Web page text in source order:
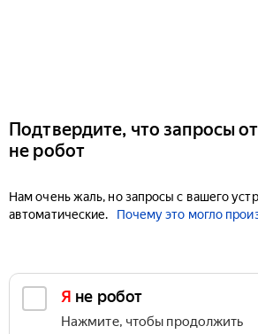
Подтвердите, что запросы
не робот
Нам очень жаль, но запросы с вашего
автоматические.
Почему это могло
Я не робот
Нажмите, чтобы продолжить